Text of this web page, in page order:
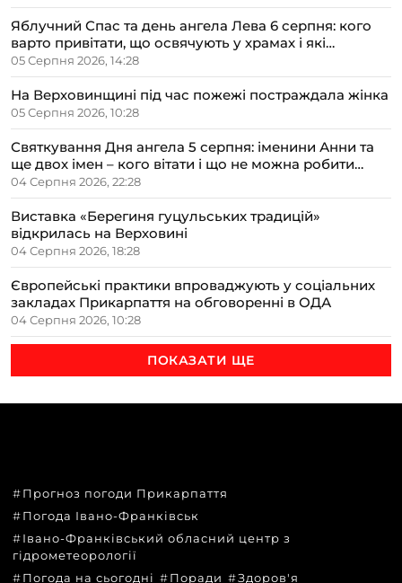
Яблучний Спас та день ангела Лева 6 серпня: кого
варто привітати, що освячують у храмах і які
прикмети передбачають осінь
05 Серпня 2026, 14:28
На Верховинщині під час пожежі постраждала жінка
05 Серпня 2026, 10:28
Святкування Дня ангела 5 серпня: іменини Анни та
ще двох імен – кого вітати і що не можна робити
цього дня
04 Серпня 2026, 22:28
Виставка «Берегиня гуцульських традицій»
відкрилась на Верховині
04 Серпня 2026, 18:28
Європейські практики впроваджують у соціальних
закладах Прикарпаття на обговоренні в ОДА
04 Серпня 2026, 10:28
ПОКАЗАТИ ЩЕ
Прогноз погоди Прикарпаття
Погода Івано-Франківськ
Івано-Франківський обласний центр з
гідрометеорології
Погода на сьогодні
Поради
Здоров'я